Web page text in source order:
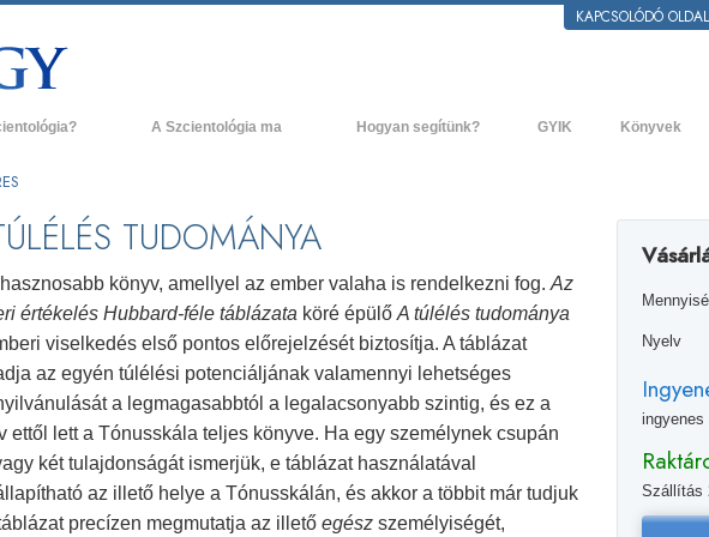
KAPCSOLÓDÓ
hitvallásai és kódexei
egy szcientológust!
egyházban
alapelvei
Dianetikába
gyűlölet –
A Szcientológia ma
Új Szcientológia egyházak
Flag Szárazföldi Bázis
Freewinds
Eljuttatjuk a világnak a Szcientológiát
David Miscavige - A Szcientológia vallás
vezetője
Hogyan segítünk? GYIK
Látogatás egy egyházban
A Szcientológia
Könyvek
Bevezető
Filmek
A létezés
A
Asszisztok
Tisztesség
Házasság
TUDOMÁNYA
könyv, amellyel az ember valaha is rendelkezni fog. Az
értékelés Hubbard-féle táblázata köré épülő A túlélés tudománya
viselkedés első pontos előrejelzését biztosítja. A táblázat
az egyén túlélési potenciáljának valamennyi lehetséges
a legmagasabbtól a legalacsonyabb szintig, és ez a
ettől lett a Tónusskála teljes könyve. Ha egy személynek csupán
két tulajdonságát ismerjük, e táblázat használatával
az illető helye a Tónusskálán, és akkor a többit már tudjuk
precízen megmutatja az illető egész személyiségét,
Nyelv
Szállítás